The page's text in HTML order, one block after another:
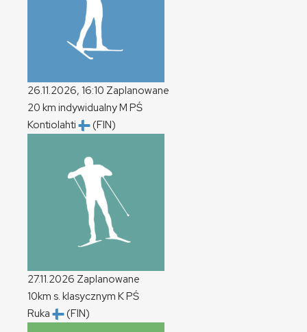
26.11.2026, 16:10 Zaplanowane
20 km indywidualnyM PŚ
Kontiolahti
(FIN)
27.11.2026 Zaplanowane
10km s. klasycznym KPŚ
Ruka
(FIN)